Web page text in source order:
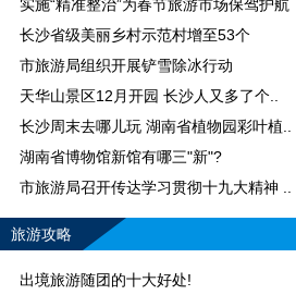
实施“精准整治”为春节旅游市场保驾护航
长沙省级美丽乡村示范村增至53个
市旅游局组织开展铲雪除冰行动
天华山景区12月开园 长沙人又多了个..
长沙周末去哪儿玩 湖南省植物园彩叶植..
湖南省博物馆新馆有哪三"新"?
市旅游局召开传达学习贯彻十九大精神 ..
旅游攻略
出境旅游随团的十大好处!